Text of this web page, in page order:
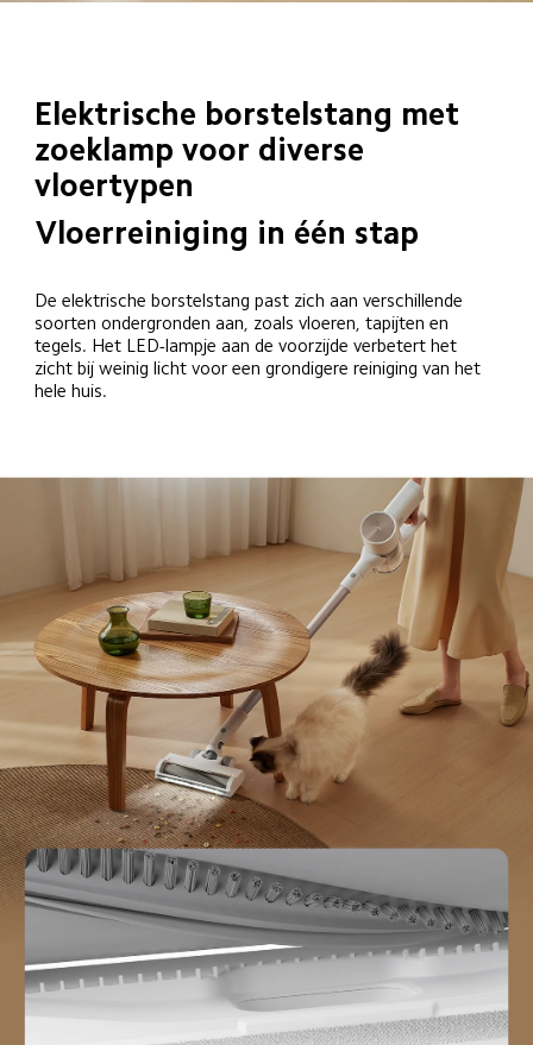
Elektrische borstelstang met
zoeklamp voor diverse
vloertypen
Vloerreiniging in één stap
De elektrische borstelstang past zich aan verschillende
soorten ondergronden aan, zoals vloeren, tapijten en
tegels. Het LED-lampje aan de voorzijde verbetert het
zicht bij weinig licht voor een grondigere reiniging van het
hele huis.